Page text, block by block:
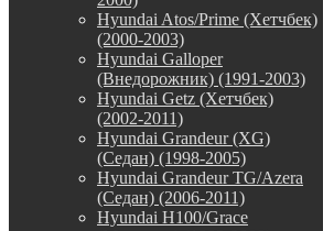
Hyundai Atos/Prime (Хетчбек)
(2000-2003)
Hyundai Galloper
(Внедорожник) (1991-2003)
Hyundai Getz (Хетчбек)
(2002-2011)
Hyundai Grandeur (XG)
(Седан) (1998-2005)
Hyundai Grandeur TG/Azera
(Седан) (2006-2011)
Hyundai H100/Grace